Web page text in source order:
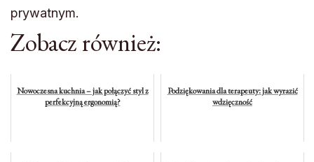
prywatnym.
Zobacz również:
Nowoczesna kuchnia – jak połączyć styl z
perfekcyjną ergonomią?
Podziękowania dla terapeuty: jak wyrazić
wdzięczność